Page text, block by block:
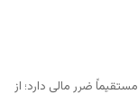
بیش از ۱۰ سال در محیط‌هایی که downtime مستقیماً ضرر مالی دارد؛ از